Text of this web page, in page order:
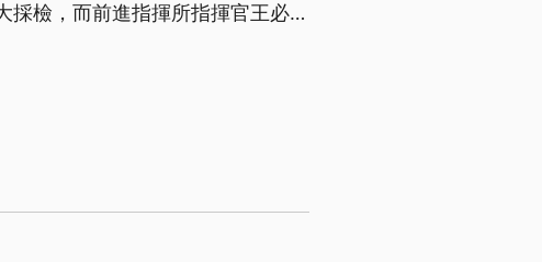
檢，而前進指揮所指揮官王必勝